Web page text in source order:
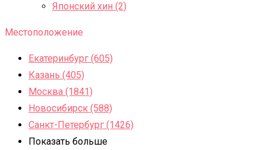
Японский хин (2)
Местоположение
Екатеринбург (605)
Казань (405)
Москва (1841)
Новосибирск (588)
Санкт-Петербург (1426)
Показать больше